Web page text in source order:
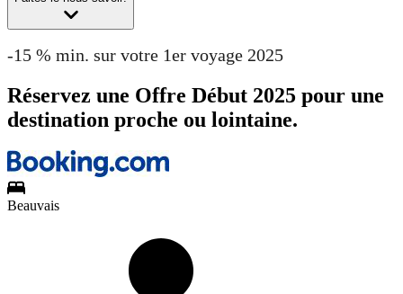
-15 % min. sur votre 1er voyage 2025
Réservez une Offre Début 2025 pour une
destination proche ou lointaine.
Beauvais